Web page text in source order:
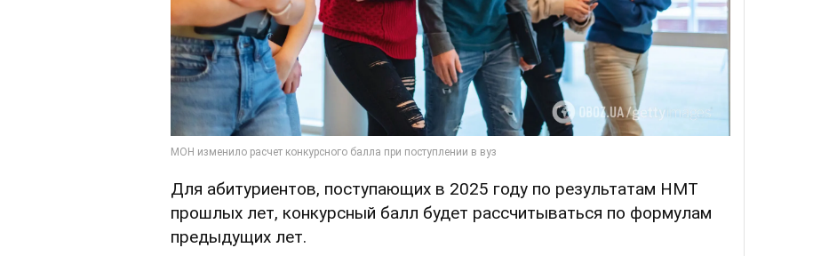
Для абитуриентов, поступающих в 2025 году по результатам НМТ
прошлых лет, конкурсный балл будет рассчитываться по формулам
предыдущих лет.